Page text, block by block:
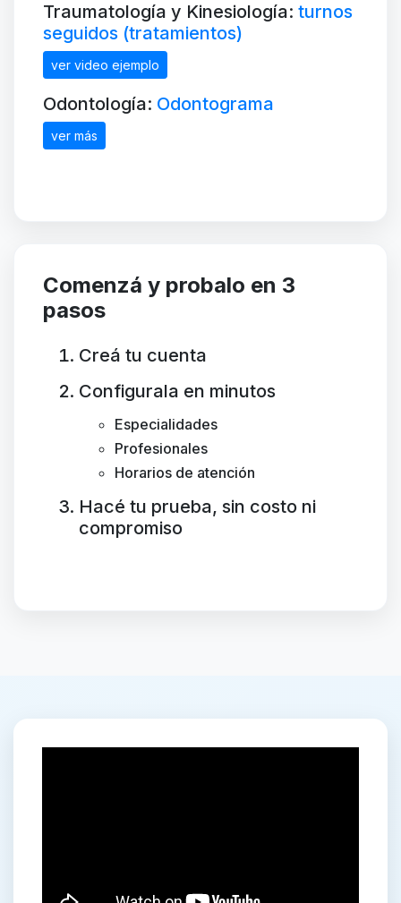
Traumatología y Kinesiología: turnos
seguidos (tratamientos)
ver video ejemplo
Odontología: Odontograma
ver más
Comenzá y probalo en 3
pasos
Creá tu cuenta
Configurala en minutos
Especialidades
Profesionales
Horarios de atención
Hacé tu prueba, sin costo ni
compromiso